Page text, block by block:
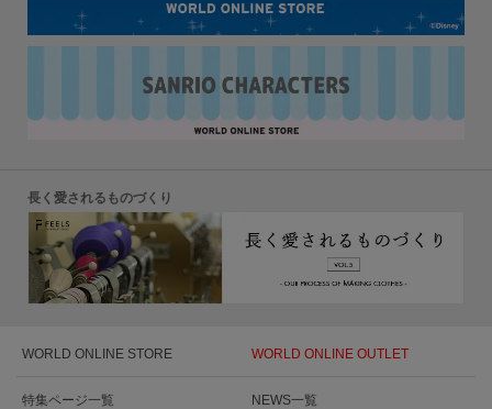
長く愛されるものづくり
WORLD ONLINE STORE WORLD ONLINE OUTLET
特集ページ一覧 NEWS一覧